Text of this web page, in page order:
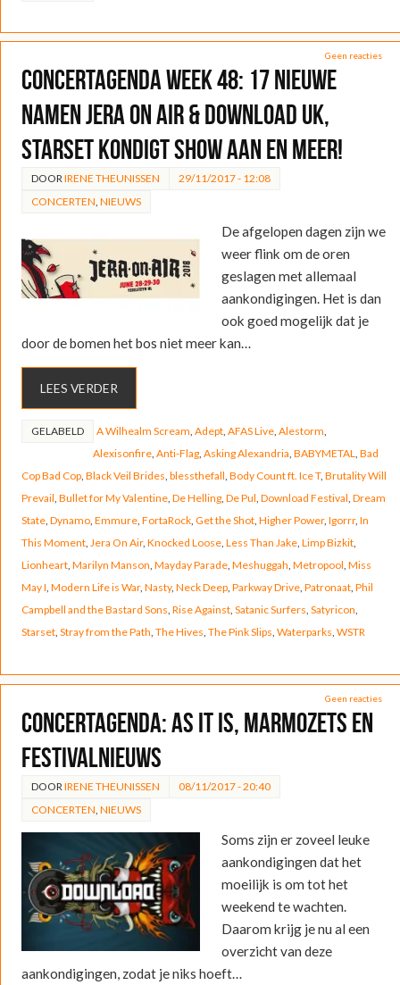
Geen reacties
Concertagenda week 48: 17 nieuwe
namen Jera On Air & Download UK,
Starset kondigt show aan en meer!
DOOR IRENE THEUNISSEN
29/11/2017 - 12:08
CONCERTEN NIEUWS
De afgelopen dagen zijn we
weer flink om de oren
geslagen met allemaal
aankondigingen. Het is dan
ook goed mogelijk dat je
door de bomen het bos niet meer kan…
LEES VERDER
GELABELD A Wilhealm Scream Adept, AFAS Live, Alestorm
Alexisonfire, Anti-Flag, Asking Alexandria BABYMETAL Bad
Cop Bad Cop, Black Veil Brides blessthefall Body Count ft. Ice T, Brutality Will
Prevail Bullet for My Valentine, De Helling, De Pul Download Festival Dream
State, Dynamo, Emmure, FortaRock, Get the Shot, Higher Power, Igorrr, In
This Moment, Jera On Air, Knocked Loose, Less Than Jake, Limp Bizkit,
Lionheart, Marilyn Manson Mayday Parade, Meshuggah Metropool Miss
May I Modern Life is War, Nasty, Neck Deep, Parkway Drive, Patronaat, Phil
Campbell and the Bastard Sons Rise Against, Satanic Surfers Satyricon
Starset, Stray from the Path The Hives The Pink Slips Waterparks WSTR
Geen reacties
Concertagenda: As It Is, Marmozets en
festivalnieuws
DOOR IRENE THEUNISSEN
08/11/2017 - 20:40
CONCERTEN NIEUWS
Soms zijn er zoveel leuke
aankondigingen dat het
moeilijk is om tot het
weekend te wachten.
Daarom krijg je nu al een
overzicht van deze
aankondigingen, zodat je niks hoeft…